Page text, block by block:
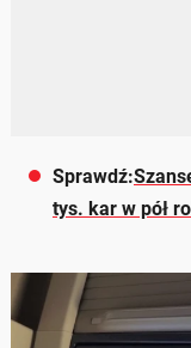
Sprawdź:
tys. kar w pół